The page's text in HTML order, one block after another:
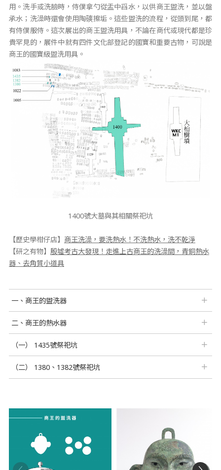
用。洗手或洗臉時，侍僕拿勺從盂中舀水，以供商王盥洗，並以盤
承水；洗澡時還會使用陶磢擦垢。這些盥洗的流程，從頭到尾，都
有侍僕服侍。這次展出的商王盥洗用具，不論在商代或現代都是珍
貴罕見的，展件中就有四件文化部登記的國寶和重要古物，可說是
商王的國寶級盥洗用具。
1400號大墓與其相關祭祀坑
【歷史學柑仔店】 商王洗澡，要洗熱水！不洗熱水，洗不乾淨
【研之有物】 殷墟考古大發現！走進上古商王的洗澡間，青銅熱水
器、去角質小道具
一、商王的盥洗器
二、商王的熱水器
（一） 1435號祭祀坑
（二） 1380、1382號祭祀坑